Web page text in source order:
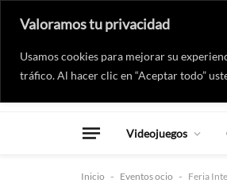
Valoramos tu privacidad
Usamos cookies para mejorar su
tráfico. Al hacer clic en “Aceptar todo”
Videojuegos
Inicio - Eventos ocio - Feria